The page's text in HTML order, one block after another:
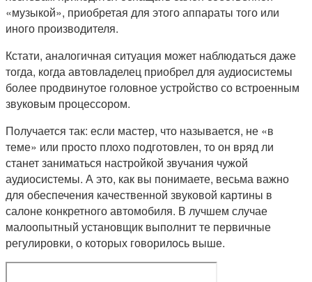
«музыкой», приобретая для этого аппараты того или
иного производителя.
Кстати, аналогичная ситуация может наблюдаться даже
тогда, когда автовладелец приобрел для аудиосистемы
более продвинутое головное устройство со встроенным
звуковым процессором.
Получается так: если мастер, что называется, не «в
теме» или просто плохо подготовлен, то он вряд ли
станет заниматься настройкой звучания чужой
аудиосистемы. А это, как вы понимаете, весьма важно
для обеспечения качественной звуковой картины в
салоне конкретного автомобиля. В лучшем случае
малоопытный установщик выполнит те первичные
регулировки, о которых говорилось выше.